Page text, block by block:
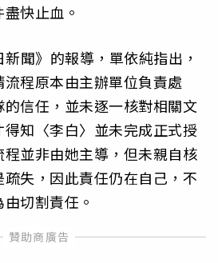
快止血。
聞》的報導，單依純指出，
程原本由主辦單位負責處
信任，並未逐一核對相關文
知〈李白〉並未完成正式授
並非由她主導，但未親自核
失，因此責任仍在自己，不
切割責任。